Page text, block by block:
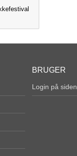
BRUGER
Login på siden